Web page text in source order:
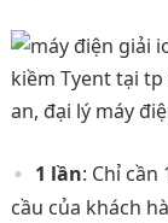
1 lần: Chỉ
cầu của khách